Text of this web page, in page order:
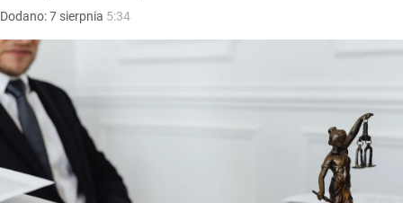
Dodano:7 sierpnia 5:34